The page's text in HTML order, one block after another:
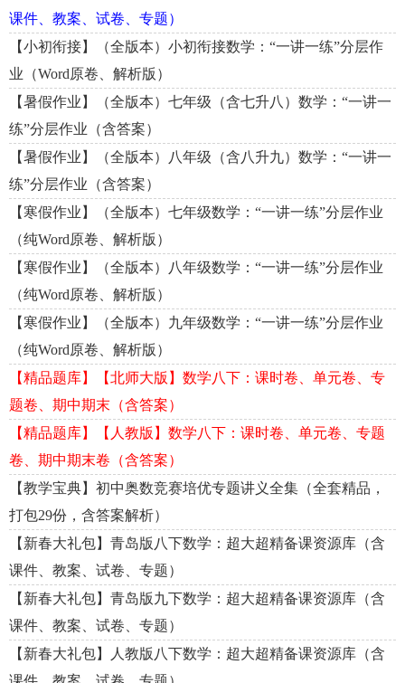
课件、教案、试卷、专题）
【小初衔接】（全版本）小初衔接数学：“一讲一练”分层作
业（Word原卷、解析版）
【暑假作业】（全版本）七年级（含七升八）数学：“一讲一
练”分层作业（含答案）
【暑假作业】（全版本）八年级（含八升九）数学：“一讲一
练”分层作业（含答案）
【寒假作业】（全版本）七年级数学：“一讲一练”分层作业
（纯Word原卷、解析版）
【寒假作业】（全版本）八年级数学：“一讲一练”分层作业
（纯Word原卷、解析版）
【寒假作业】（全版本）九年级数学：“一讲一练”分层作业
（纯Word原卷、解析版）
【精品题库】【北师大版】数学八下：课时卷、单元卷、专
题卷、期中期末（含答案）
【精品题库】【人教版】数学八下：课时卷、单元卷、专题
卷、期中期末卷（含答案）
【教学宝典】初中奥数竞赛培优专题讲义全集（全套精品，
打包29份，含答案解析）
【新春大礼包】青岛版八下数学：超大超精备课资源库（含
课件、教案、试卷、专题）
【新春大礼包】青岛版九下数学：超大超精备课资源库（含
课件、教案、试卷、专题）
【新春大礼包】人教版八下数学：超大超精备课资源库（含